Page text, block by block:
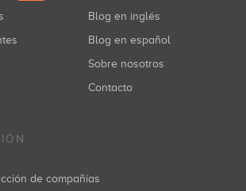
Blog en inglés
Blog en español
Sobre nosotros
Contacto
de compañías